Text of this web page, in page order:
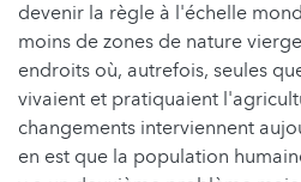
devenir la règle à l'échelle
moins de zones de nature
endroits où, autrefois, seules
vivaient et pratiquaient
changements interviennent
en est que la population